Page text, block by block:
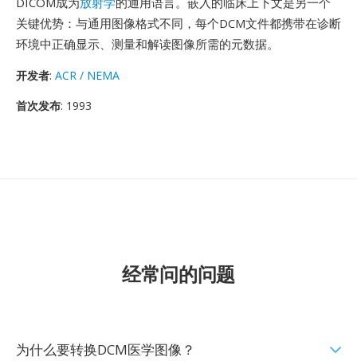
关键优势：与通用图像格式不同，每个DCM文件都携带在诊断
环境中正确显示、测量和解读图像所需的元数据。
开发者: ACR / NEMA
首次发布: 1993
经常问的问题
为什么要转换DCM医学图像？